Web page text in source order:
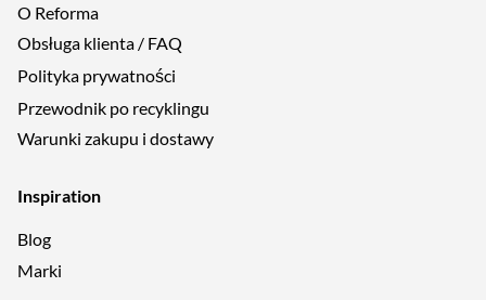
O Reforma
Obsługa klienta / FAQ
Polityka prywatności
Przewodnik po recyklingu
Warunki zakupu i dostawy
Inspiration
Blog
Marki